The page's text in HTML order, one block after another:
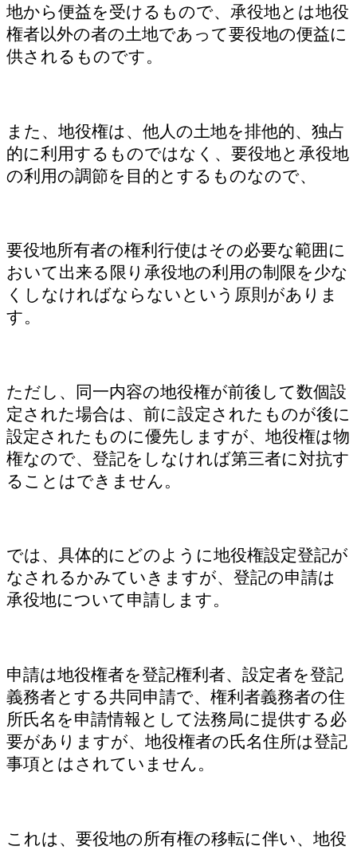
地から便益を受けるもので、承役地とは地役
権者以外の者の土地であって要役地の便益に
供されるものです。
また、地役権は、他人の土地を排他的、独占
的に利用するものではなく、要役地と承役地
の利用の調節を目的とするものなので、
要役地所有者の権利行使はその必要な範囲に
おいて出来る限り承役地の利用の制限を少な
くしなければならないという原則がありま
す。
ただし、同一内容の地役権が前後して数個設
定された場合は、前に設定されたものが後に
設定されたものに優先しますが、地役権は物
権なので、登記をしなければ第三者に対抗す
ることはできません。
では、具体的にどのように地役権設定登記が
なされるかみていきますが、登記の申請は
承役地について申請します。
申請は地役権者を登記権利者、設定者を登記
義務者とする共同申請で、権利者義務者の住
所氏名を申請情報として法務局に提供する必
要がありますが、地役権者の氏名住所は登記
事項とはされていません。
これは、要役地の所有権の移転に伴い、地役